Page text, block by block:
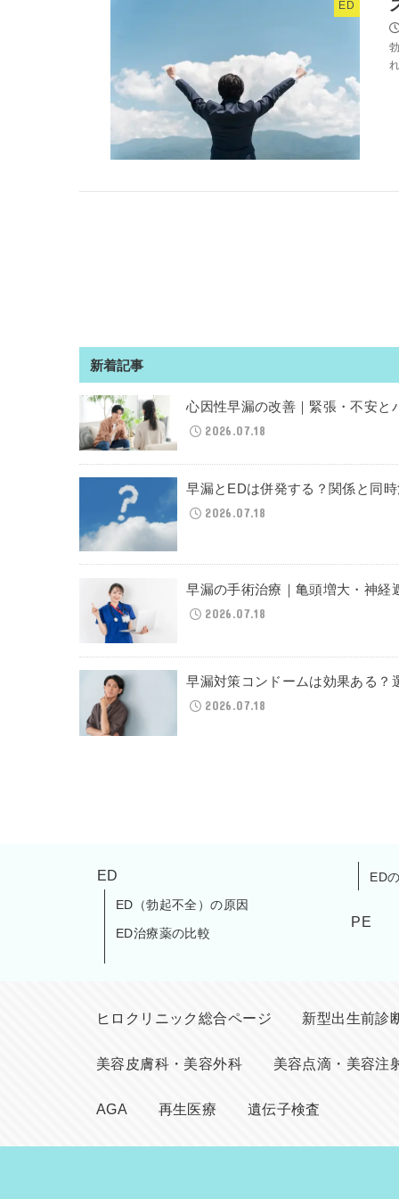
ED
新着記事
心因性早漏の改善｜緊張・不安と
2026.07.18
早漏とEDは併発する？関係と同
2026.07.18
早漏の手術治療｜亀頭増大・神経
2026.07.18
早漏対策コンドームは効果ある？
2026.07.18
ED
ED（勃起不全）の原因
ED治療薬の比較
ED
PE
ヒロクリニック総合ページ 新型出生前診
美容皮膚科・美容外科 美容点滴・美容注
AGA 再生医療 遺伝子検査